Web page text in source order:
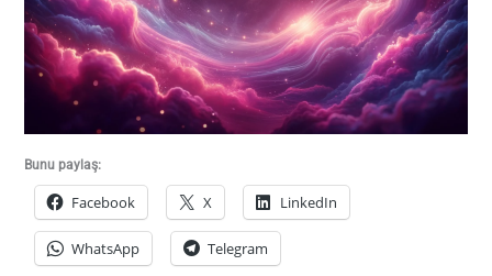
Bunu paylaş:
Facebook X LinkedIn
WhatsApp Telegram